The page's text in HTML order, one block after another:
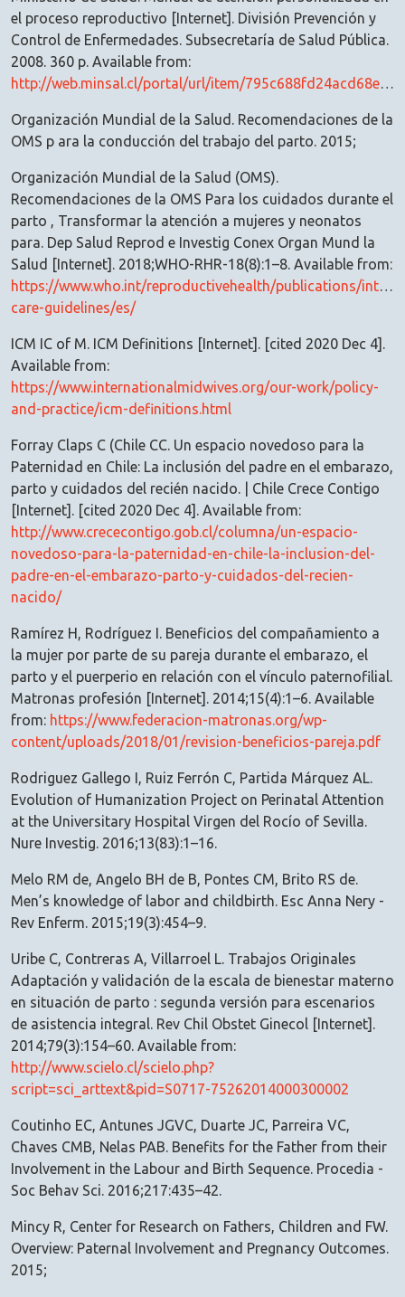
el proceso reproductivo [Internet]. División Prevención y
Control de Enfermedades. Subsecretaría de Salud Pública.
2008. 360 p. Available from:
http://web.minsal.cl/portal/url/item/795c688fd24acd68e04001011e013bfb.pdf
Organización Mundial de la Salud. Recomendaciones de la
OMS p ara la conducción del trabajo del parto. 2015;
Organización Mundial de la Salud (OMS).
Recomendaciones de la OMS Para los cuidados durante el
parto , Transformar la atención a mujeres y neonatos
para. Dep Salud Reprod e Investig Conex Organ Mund la
Salud [Internet]. 2018;WHO-RHR-18(8):1–8. Available from:
https://www.who.int/reproductivehealth/publications/
care-guidelines/es/
ICM IC of M. ICM Definitions [Internet]. [cited 2020 Dec 4].
Available from:
https://www.internationalmidwives.org/our-work/policy-
and-practice/icm-definitions.html
Forray Claps C (Chile CC. Un espacio novedoso para la
Paternidad en Chile: La inclusión del padre en el embarazo,
parto y cuidados del recién nacido. | Chile Crece Contigo
[Internet]. [cited 2020 Dec 4]. Available from:
http://www.crececontigo.gob.cl/columna/un-espacio-
novedoso-para-la-paternidad-en-chile-la-inclusion-del-
padre-en-el-embarazo-parto-y-cuidados-del-recien-
nacido/
Ramírez H, Rodríguez I. Beneficios del compañamiento a
la mujer por parte de su pareja durante el embarazo, el
parto y el puerperio en relación con el vínculo paternofilial.
Matronas profesión [Internet]. 2014;15(4):1–6. Available
from: https://www.federacion-matronas.org/wp-
content/uploads/2018/01/revision-beneficios-pareja.pdf
Rodriguez Gallego I, Ruiz Ferrón C, Partida Márquez AL.
Evolution of Humanization Project on Perinatal Attention
at the Universitary Hospital Virgen del Rocío of Sevilla.
Nure Investig. 2016;13(83):1–16.
Melo RM de, Angelo BH de B, Pontes CM, Brito RS de.
Men’s knowledge of labor and childbirth. Esc Anna Nery -
Rev Enferm. 2015;19(3):454–9.
Uribe C, Contreras A, Villarroel L. Trabajos Originales
Adaptación y validación de la escala de bienestar materno
en situación de parto : segunda versión para escenarios
de asistencia integral. Rev Chil Obstet Ginecol [Internet].
2014;79(3):154–60. Available from:
http://www.scielo.cl/scielo.php?
script=sci_arttext&pid=S0717-75262014000300002
Coutinho EC, Antunes JGVC, Duarte JC, Parreira VC,
Chaves CMB, Nelas PAB. Benefits for the Father from their
Involvement in the Labour and Birth Sequence. Procedia -
Soc Behav Sci. 2016;217:435–42.
Mincy R, Center for Research on Fathers, Children and FW.
Overview: Paternal Involvement and Pregnancy Outcomes.
2015;